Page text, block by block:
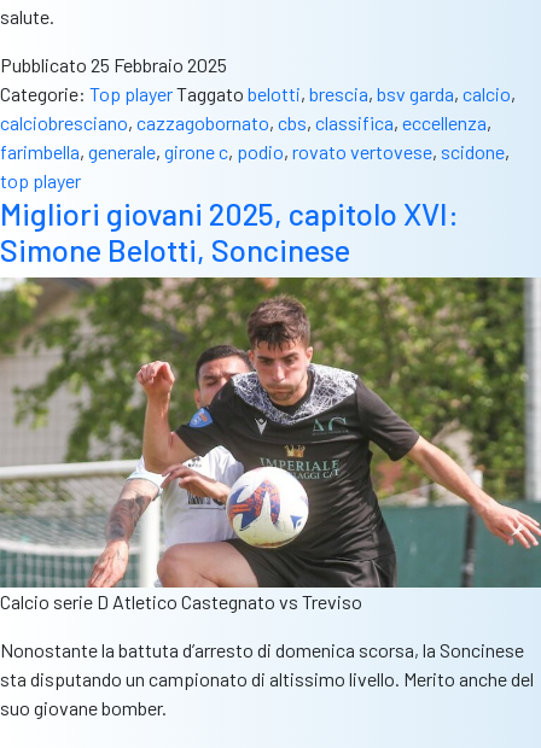
salute.
Pubblicato 25 Febbraio 2025
Categorie: Top playerTaggato belotti, brescia, bsv garda, calcio,
calciobresciano, cazzagobornato, cbs, classifica, eccellenza,
farimbella, generale, girone c, podio, rovato vertovese, scidone,
top player
Migliori giovani 2025, capitolo XVI:
Simone Belotti, Soncinese
Calcio serie D Atletico Castegnato vs Treviso
Nonostante la battuta d’arresto di domenica scorsa, la Soncinese
sta disputando un campionato di altissimo livello. Merito anche del
suo giovane bomber.